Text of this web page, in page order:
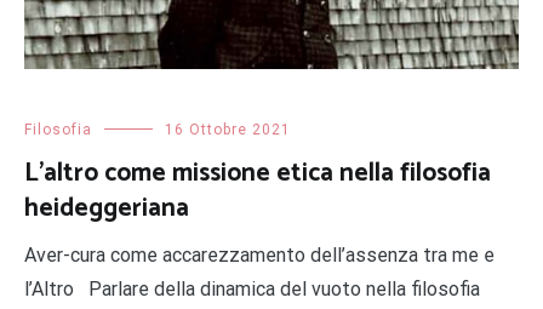
Filosofia 16 Ottobre 2021
L’altro come missione etica nella filosofia
heideggeriana
Aver-cura come accarezzamento dell’assenza tra me e
l’Altro Parlare della dinamica del vuoto nella filosofia